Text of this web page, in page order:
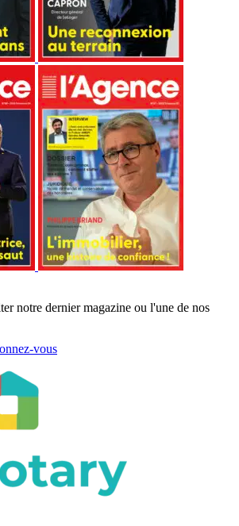
notre dernier magazine ou l'une de nos
vous